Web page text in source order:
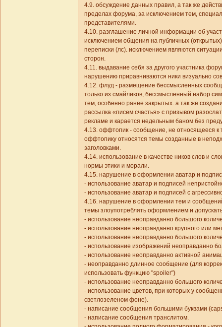
4.9. обсуждение данных правил, а так же
пределах форума, за исключением тем,
представителями.
4.10. разглашение личной информации об
исключением общения на публичных
переписки (лс). исключением являются
сторон.
4.11. выдавание себя за другого участника
нарушению приравниваются ники визуально
4.12. флуд - размещение бессмысленных
только из смайликов, бессмысленный набор
тем, особенно ранее закрытых. а так же
рассылка «писем счастья» с призывом
рекламе и карается недельным баном без
4.13. оффтопик - сообщение, не относящееся к
оффтопику относятся темы созданные в
заголовками.
4.14. использование в качестве ников слов и
нормы этики и морали.
4.15. нарушение в оформлении аватар и
- использование аватар и подписей
- использование аватар и подписей с
4.16. нарушение в оформлении тем и
темы злоупотреблять оформлением и
- использование неоправданно большого
- использование неоправданно крупного или
- использование неоправданно большого
- использование изображений неоправданно
- использование неоправданно активной
- неоправданно длинное сообщение (для
использовать функцию "spoiler")
- использование неоправданно большого
- использование цветов, при которых у
светлозеленом фоне).
- написание сообщения большими буквами
- написание сообщения транслитом.